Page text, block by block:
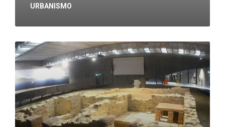
URBANISMO
Ler
máis